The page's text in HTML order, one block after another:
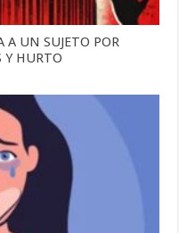
A UN SUJETO POR
Y HURTO